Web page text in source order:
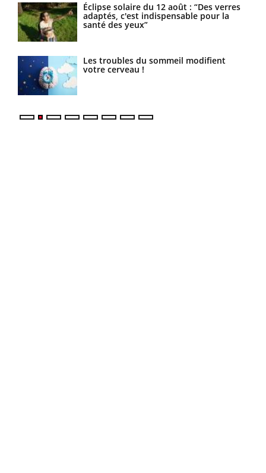
Éclipse solaire du 12 août : “Des verres
adaptés, c'est indispensable pour la
santé des yeux”
Les troubles du sommeil modifient
votre cerveau !